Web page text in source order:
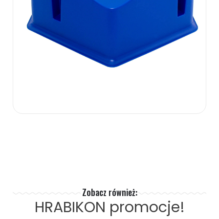
Zobacz również:
HRABIKON promocje!